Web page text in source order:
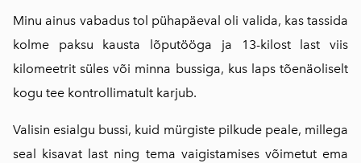
Minu ainus vabadus tol pühapäeval oli valida, kas tassida
kolme paksu kausta lõputööga ja 13-kilost last viis
kilomeetrit süles või minna bussiga, kus laps tõenäoliselt
kogu tee kontrollimatult karjub.
Valisin esialgu bussi, kuid mürgiste pilkude peale, millega
seal kisavat last ning tema vaigistamises võimetut ema